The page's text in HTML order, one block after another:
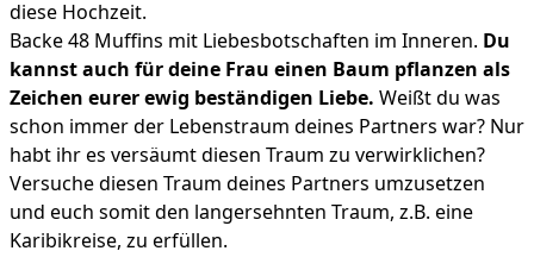
diese Hochzeit.
Backe 48 Muffins mit Liebesbotschaften im Inneren. Du
kannst auch für deine Frau einen Baum pflanzen als
Zeichen eurer ewig beständigen Liebe. Weißt du was
schon immer der Lebenstraum deines Partners war? Nur
habt ihr es versäumt diesen Traum zu verwirklichen?
Versuche diesen Traum deines Partners umzusetzen
und euch somit den langersehnten Traum, z.B. eine
Karibikreise, zu erfüllen.